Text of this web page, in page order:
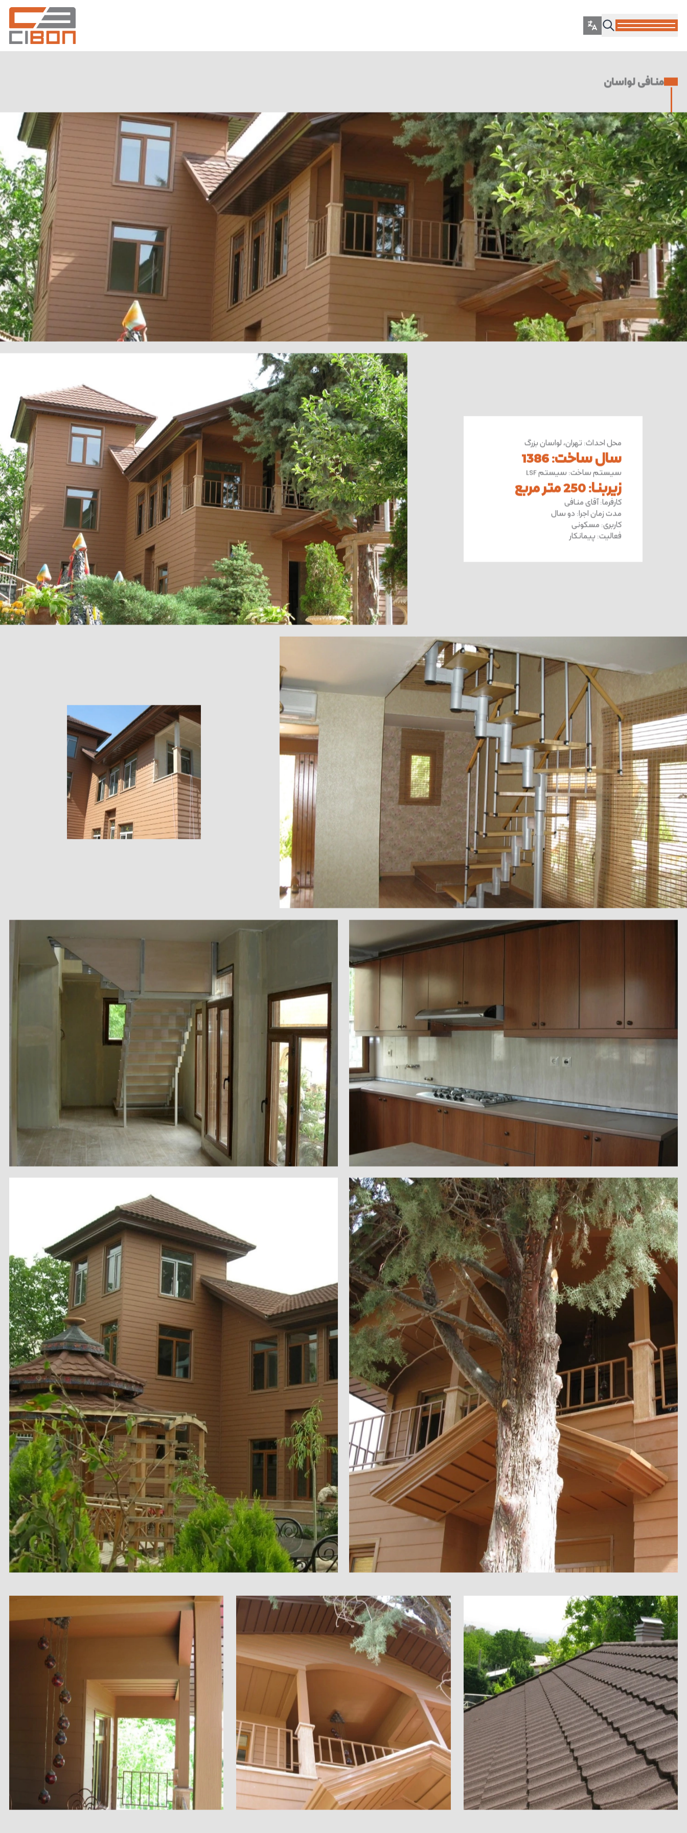
منافی لواسان
محل احداث: تهران، لواسان بزرگ
سال ساخت:
1386
سیستم ساخت: سیستم LSF
زیربنا:250 متر مربع
کارفرما:آقای منافی
مدت زمان اجرا: دو سال
کاربری: مسکونی
فعالیت: پیمانکار